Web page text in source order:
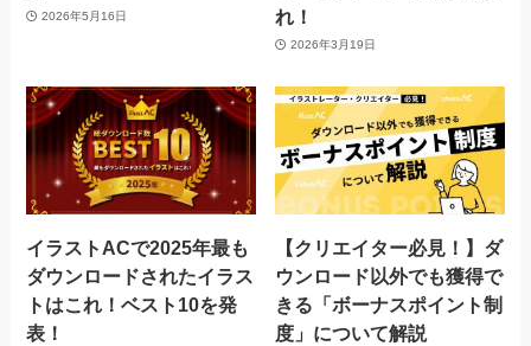
2026年5月16日
れ！
2026年3月19日
イラストACで2025年最も
ダウンロードされたイラス
トはこれ！ベスト10を発
表！
【クリエイター必見！】ダ
ウンロード以外でも獲得で
きる「ボーナスポイント制
度」について解説